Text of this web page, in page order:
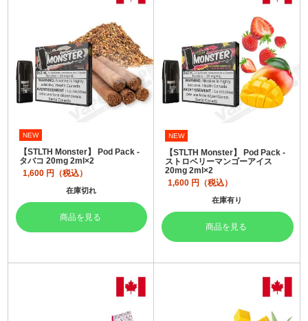
NEW
【STLTH Monster】 Pod Pack -
タバコ 20mg 2ml×2
1,600 円（税込）
在庫切れ
商品を見る
NEW
【STLTH Monster】 Pod Pack -
ストロベリーマンゴーアイス
20mg 2ml×2
1,600 円（税込）
在庫有り
商品を見る